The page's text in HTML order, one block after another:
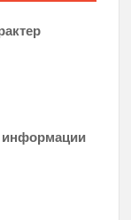
информации